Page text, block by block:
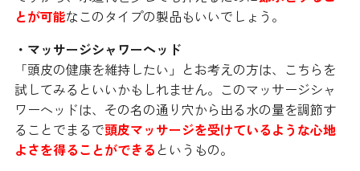
とが可能なこのタイプの製品もいいでしょう。
・マッサージシャワーヘッド
「頭皮の健康を維持したい」とお考えの方は、こちらを
試してみるといいかもしれません。このマッサージシャ
ワーヘッドは、その名の通り穴から出る水の量を調節す
ることでまるで頭皮マッサージを受けているような心地
よさを得ることができる というもの。